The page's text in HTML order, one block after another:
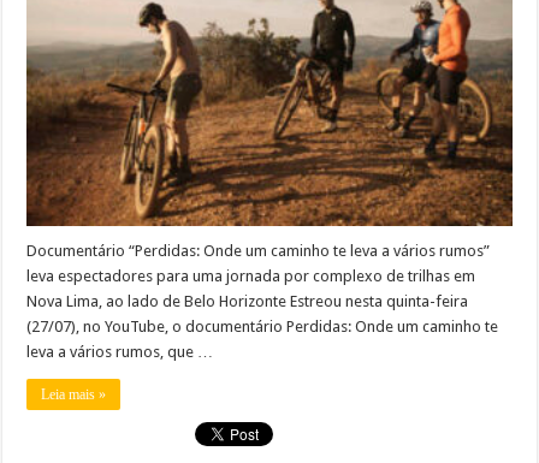
Documentário “Perdidas: Onde um caminho te leva a vários rumos”
leva espectadores para uma jornada por complexo de trilhas em
Nova Lima, ao lado de Belo Horizonte Estreou nesta quinta-feira
(27/07), no YouTube, o documentário Perdidas: Onde um caminho te
leva a vários rumos, que …
Leia mais »